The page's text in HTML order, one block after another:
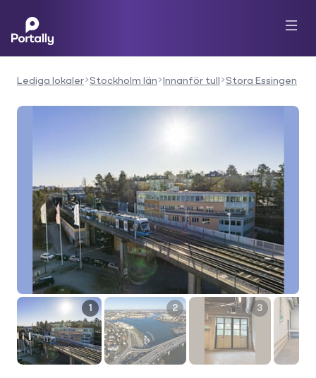
Lediga lokaler Stockholm län Innanför tull Stora Essingen
1 2 3